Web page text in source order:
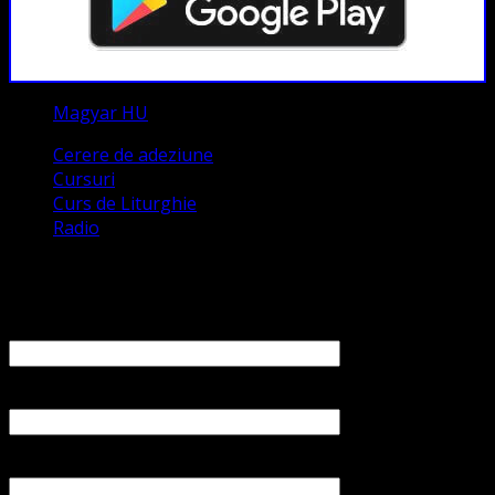
Magyar HU
Cerere de adeziune
Cursuri
Curs de Liturghie
Radio